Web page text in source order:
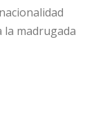
madrugada